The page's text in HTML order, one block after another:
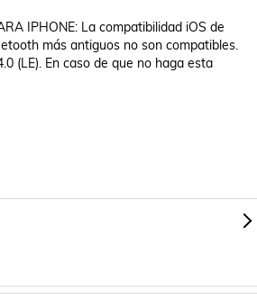
IPHONE: La compatibilidad iOS de
más antiguos no son compatibles.
(LE). En caso de que no haga esta